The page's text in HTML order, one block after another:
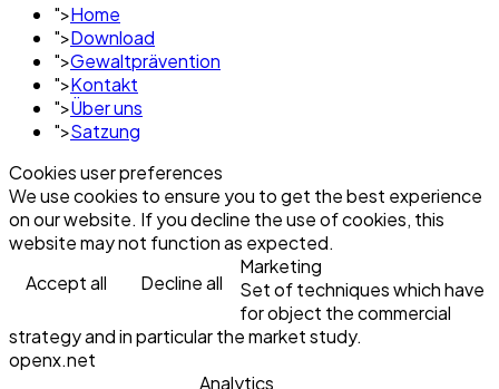
">Home
">Download
">Gewaltprävention
">Kontakt
">Über uns
">Satzung
Cookies user preferences
We use cookies to ensure you to get the best experience
on our website. If you decline the use of cookies, this
website may not function as expected.
Accept all
Decline all
Marketing
Set of techniques which have
for object the commercial
strategy and in particular the market study.
openx.net
Analytics